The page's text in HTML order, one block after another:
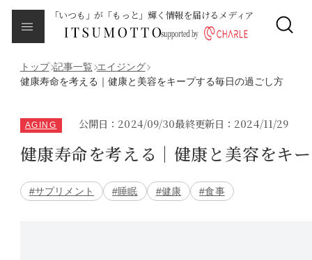
「いつも」が「もっと」輝く情報を届けるメディア
エイジング
サイクルバランス
トップ 記事一覧 エイジング
健康寿命を考える｜健康と美容をキープする毎日の過ごし方
AGING 公開日：2024/09/30最終更新日：2024/11/29
健康寿命を考える｜健康と美容をキ
#サプリメント #睡眠 #健康 #食事